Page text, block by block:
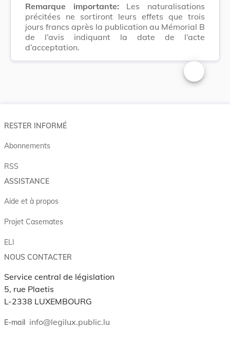
Remarque importante: Les naturalisations
précitées ne sortiront leurs effets que trois
jours francs après la publication au Mémorial B
de l’avis indiquant la date de l’acte
d’acceptation.
Changer la
RESTER INFORMÉ
Abonnements
RSS
ASSISTANCE
Aide et à propos
Projet Casemates
ELI
NOUS CONTACTER
Service central de législation
5, rue Plaetis
L-2338 LUXEMBOURG
E-mail info@legilux.public.lu